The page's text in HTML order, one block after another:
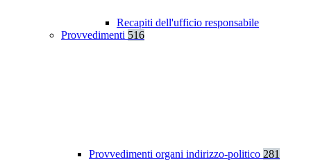
Recapiti dell'ufficio responsabile
Provvedimenti 516
Provvedimenti organi indirizzo-politico 281